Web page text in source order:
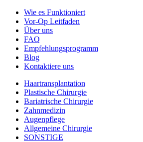
Wie es Funktioniert
Vor-Op Leitfaden
Über uns
FAQ
Empfehlungsprogramm
Blog
Kontaktiere uns
Haartransplantation
Plastische Chirurgie
Bariatrische Chirurgie
Zahnmedizin
Augenpflege
Allgemeine Chirurgie
SONSTIGE